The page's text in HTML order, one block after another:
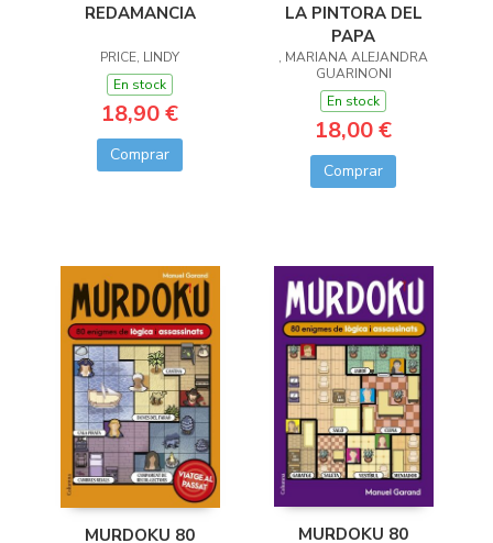
REDAMANCIA
PRICE, LINDY
En stock
18,90 €
Comprar
LA PINTORA DEL
PAPA
, MARIANA ALEJANDRA
GUARINONI
En stock
18,00 €
Comprar
MURDOKU 80 MURDOKU 80